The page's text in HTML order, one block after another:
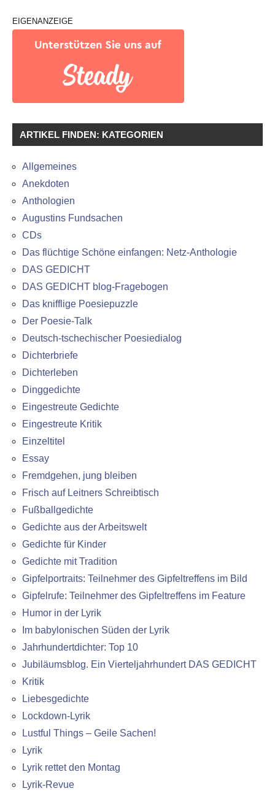
EIGENANZEIGE
ARTIKEL FINDEN: KATEGORIEN
Allgemeines
Anekdoten
Anthologien
Augustins Fundsachen
CDs
Das flüchtige Schöne einfangen: Netz-Anthologie
DAS GEDICHT
DAS GEDICHT blog-Fragebogen
Das knifflige Poesiepuzzle
Der Poesie-Talk
Deutsch-tschechischer Poesiedialog
Dichterbriefe
Dichterleben
Dinggedichte
Eingestreute Gedichte
Eingestreute Kritik
Einzeltitel
Essay
Fremdgehen, jung bleiben
Frisch auf Leitners Schreibtisch
Fußballgedichte
Gedichte aus der Arbeitswelt
Gedichte für Kinder
Gedichte mit Tradition
Gipfelportraits: Teilnehmer des Gipfeltreffens im Bild
Gipfelrufe: Teilnehmer des Gipfeltreffens im Feature
Humor in der Lyrik
Im babylonischen Süden der Lyrik
Jahrhundertdichter: Top 10
Jubiläumsblog. Ein Vierteljahrhundert DAS GEDICHT
Kritik
Liebesgedichte
Lockdown-Lyrik
Lustful Things – Geile Sachen!
Lyrik
Lyrik rettet den Montag
Lyrik-Revue